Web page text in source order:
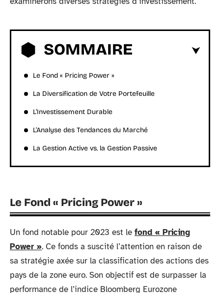
SOMMAIRE
Le Fond « Pricing Power »
La Diversification de Votre Portefeuille
L’Investissement Durable
L’Analyse des Tendances du Marché
La Gestion Active vs. la Gestion Passive
Le Fond « Pricing Power »
Un fond notable pour 2023 est le fond « Pricing
Power ». Ce fonds a suscité l’attention en raison de
sa stratégie axée sur la classification des actions des
pays de la zone euro. Son objectif est de surpasser la
performance de l’indice Bloomberg Eurozone